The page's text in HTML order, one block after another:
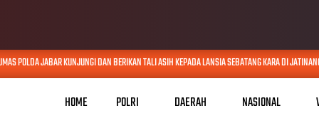
JABAR KUNJUNGI DAN BERIKAN TALI ASIH KEPADA LANSIA SEBATANG KARA DI JATINANGOR
HOME POLRI DAERAH NASIONAL